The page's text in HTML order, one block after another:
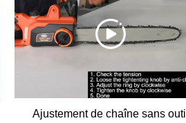
Ajustement de chaîne sans outil